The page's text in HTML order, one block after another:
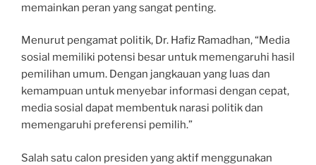
memainkan peran yang sangat penting.
Menurut pengamat politik, Dr. Hafiz Ramadhan, “Media
sosial memiliki potensi besar untuk memengaruhi hasil
pemilihan umum. Dengan jangkauan yang luas dan
kemampuan untuk menyebar informasi dengan cepat,
media sosial dapat membentuk narasi politik dan
memengaruhi preferensi pemilih.”
Salah satu calon presiden yang aktif menggunakan